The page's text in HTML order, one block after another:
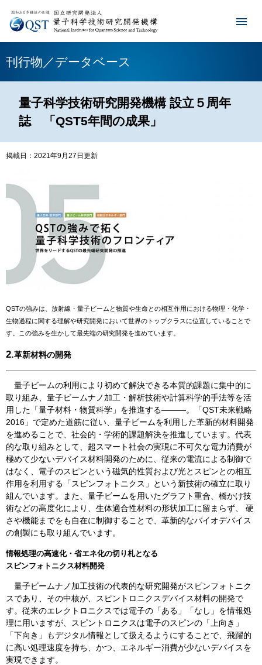
刊行物／データベース
量子科学技術研究開発機構 設立５周年
誌 「QST5年間の成果」
掲載日：2021年9月27日更新
QSTの強みは、放射線・量子ビームと物質や生命との相互作用における物理・化学・
生物過程に関する理解や研究開発において世界のトップクラスに位置していることで
す。この強みを生かして最先端の研究開発を進めています。
2.革新材料の開発
量子ビームの利用により初めて解決できる本質的課題に集中的に
取り組み、量子ビームナノ加工・解析技術や計算科学的手法等を活
用した「量子材料・物質科学」を推進する―――。「QST未来戦略
2016」で定めた道筋に従い、量子ビームを利用した革新的材料開発
を進めることで、社会的・学術的課題解決を推進しています。代表
的な取り組みとして、超スマート社会の実現に不可欠な電力消費が
極めて少ないデバイス材料開発のために、従来の電流による制御で
はなく、電子のスピンという磁気的性質および光とスピンとの相互
作用を利用する「スピンフォトニクス」という新技術の確立に取り
組んでいます。また、量子ビームを用いたグラフト重合、橋かけ技
術などの高度化により、生体適合性材料の形状加工に留まらず、 硬
さや機能までをも自在に制御することで、革新的なバイオデバイス
の創製にも取り組んでいます。
情報処理の高速化・省エネ化の切り札となる
スピンフォトニクス材料開発
量子ビームナノ加工技術の代表的な研究開発がスピンフォトニク
スであり、その中核が、スピントロニクスデバイス材料の開発で
す。従来のエレクトロニクスでは電子の「ある」「なし」を情報処
理に用いますが、スピントロニクスは電子のスピンの「上向き」
「下向き」もデジタル情報として扱えるようにすることで、飛躍的
に高い処理速度を持ち、かつ、エネルギー消費が少ないデバイスを
実現できます。